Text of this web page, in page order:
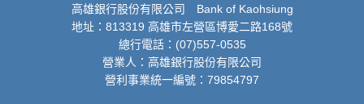
高雄銀行股份有限公司 Bank of Kaohsiung
地址：813319 高雄市左營區博愛二路168號
總行電話：(07)557-0535
營業人：高雄銀行股份有限公司
營利事業統一編號：79854797